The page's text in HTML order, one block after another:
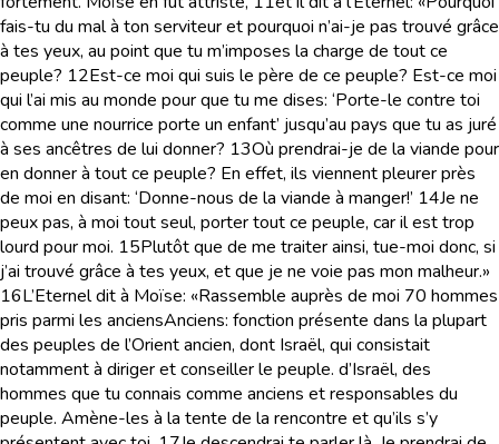
fais-tu du mal à ton serviteur et pourquoi n’ai-je pas trouvé grâce
à tes yeux, au point que tu m’imposes la charge de tout ce
peuple? 12Est-ce moi qui suis le père de ce peuple? Est-ce moi
qui l’ai mis au monde pour que tu me dises: ‘Porte-le contre toi
comme une nourrice porte un enfant’ jusqu’au pays que tu as juré
à ses ancêtres de lui donner? 13Où prendrai-je de la viande pour
en donner à tout ce peuple? En effet, ils viennent pleurer près
de moi en disant: ‘Donne-nous de la viande à manger!’ 14Je ne
peux pas, à moi tout seul, porter tout ce peuple, car il est trop
lourd pour moi. 15Plutôt que de me traiter ainsi, tue-moi donc, si
j’ai trouvé grâce à tes yeux, et que je ne voie pas mon malheur.»
16L’Eternel dit à Moïse: «Rassemble auprès de moi 70 hommes
pris parmi les anciensAnciens: fonction présente dans la plupart
des peuples de l’Orient ancien, dont Israël, qui consistait
notamment à diriger et conseiller le peuple. d’Israël, des
hommes que tu connais comme anciens et responsables du
peuple. Amène-les à la tente de la rencontre et qu’ils s’y